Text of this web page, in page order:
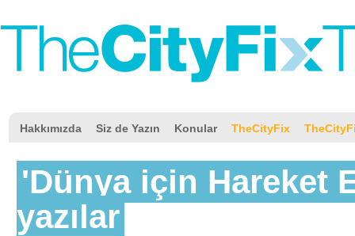
Hakkımızda Siz de Yazın Konular TheCityFix
'Dünya için Hareket
yazılar